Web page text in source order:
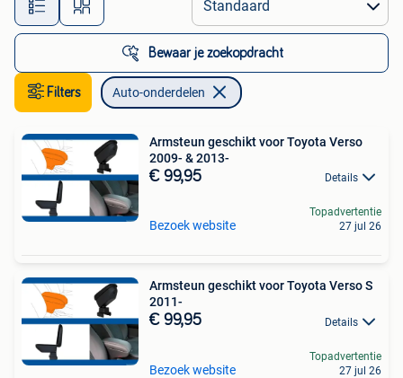
Bewaar je zoekopdracht
Filters Auto-onderdelen
Armsteun geschikt voor Toyota Verso
2009- & 2013-
€ 99,95 Details
Bezoek website
Topadvertentie
27 jul 26
Armsteun geschikt voor Toyota Verso S
2011-
€ 99,95 Details
Bezoek website
Topadvertentie
27 jul 26